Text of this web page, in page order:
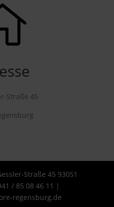
Straße 45
Straße 45 93051
/ 85 08 46 11 |
regensburg.de